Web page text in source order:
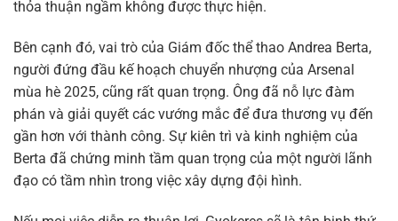
thỏa thuận ngầm không được thực hiện.
Bên cạnh đó, vai trò của Giám đốc thể thao Andrea Berta,
người đứng đầu kế hoạch chuyển nhượng của Arsenal
mùa hè 2025, cũng rất quan trọng. Ông đã nỗ lực đàm
phán và giải quyết các vướng mắc để đưa thương vụ đến
gần hơn với thành công. Sự kiên trì và kinh nghiệm của
Berta đã chứng minh tầm quan trọng của một người lãnh
đạo có tầm nhìn trong việc xây dựng đội hình.